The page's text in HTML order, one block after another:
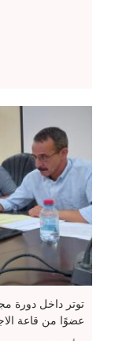
توتر داخل دورة
عضوًا من قاعة